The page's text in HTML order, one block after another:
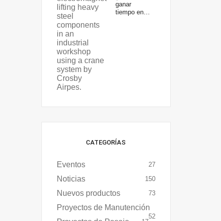
ganar
tiempo en…
CATEGORÍAS
Eventos 27
Noticias 150
Nuevos productos 73
Proyectos de Manutención
52